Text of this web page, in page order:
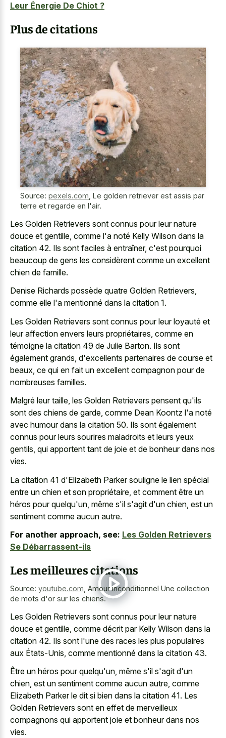
Leur Énergie De Chiot ?
Plus de citations
Source: pexels.com Le golden retriever est assis par
terre et regarde en l'air.
Les Golden Retrievers sont connus pour leur nature
douce et gentille, comme l'a noté Kelly Wilson dans la
citation 42. Ils sont faciles à entraîner, c'est pourquoi
beaucoup de gens les considèrent comme un excellent
chien de famille.
Denise Richards possède quatre Golden Retrievers,
comme elle l'a mentionné dans la citation 1.
Les Golden Retrievers sont connus pour leur loyauté et
leur affection envers leurs propriétaires, comme en
témoigne la citation 49 de Julie Barton. Ils sont
également grands, d'excellents partenaires de course et
beaux, ce qui en fait un excellent compagnon pour de
nombreuses familles.
Malgré leur taille, les Golden Retrievers pensent qu'ils
sont des chiens de garde, comme Dean Koontz l'a noté
avec humour dans la citation 50. Ils sont également
connus pour leurs sourires maladroits et leurs yeux
gentils, qui apportent tant de joie et de bonheur dans nos
vies.
La citation 41 d'Elizabeth Parker souligne le lien spécial
entre un chien et son propriétaire, et comment être un
héros pour quelqu'un, même s'il s'agit d'un chien, est un
sentiment comme aucun autre.
For another approach, see: Les Golden Retrievers
Se Débarrassent-ils
Les meilleures citations
Source: youtube.com Amour inconditionnel Une collection
de mots d'or sur les chiens.
Les Golden Retrievers sont connus pour leur nature
douce et gentille, comme décrit par Kelly Wilson dans la
citation 42. Ils sont l'une des races les plus populaires
aux États-Unis, comme mentionné dans la citation 43.
Être un héros pour quelqu'un, même s'il s'agit d'un
chien, est un sentiment comme aucun autre, comme
Elizabeth Parker le dit si bien dans la citation 41. Les
Golden Retrievers sont en effet de merveilleux
compagnons qui apportent joie et bonheur dans nos
vies.